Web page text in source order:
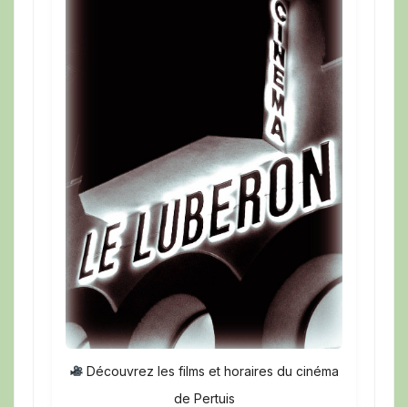
Découvrez les films et horaires du cinéma
de Pertuis